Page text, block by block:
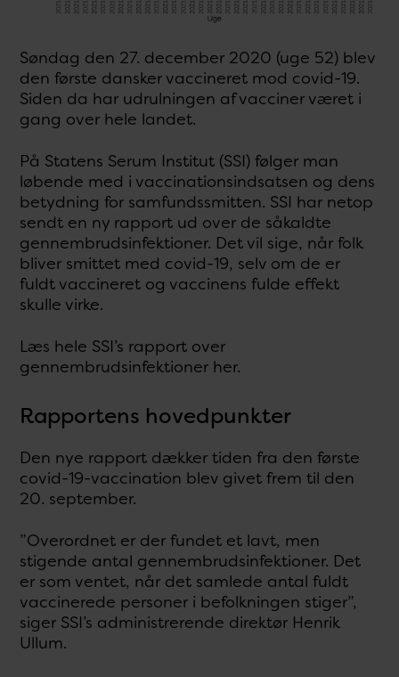
Søndag den 27. december 2020 (uge 52) blev
den første dansker vaccineret mod covid-19.
Siden da har udrulningen af vacciner været i
gang over hele landet.
På Statens Serum Institut (SSI) følger man
løbende med i vaccinationsindsatsen og dens
betydning for samfundssmitten. SSI har netop
sendt en ny rapport ud over de såkaldte
gennembrudsinfektioner. Det vil sige, når folk
bliver smittet med covid-19, selv om de er
fuldt vaccineret og vaccinens fulde effekt
skulle virke.
Læs hele SSI’s rapport over
gennembrudsinfektioner her.
Rapportens hovedpunkter
Den nye rapport dækker tiden fra den første
covid-19-vaccination blev givet frem til den
20. september.
”Overordnet er der fundet et lavt, men
stigende antal gennembrudsinfektioner. Det
er som ventet, når det samlede antal fuldt
vaccinerede personer i befolkningen stiger”,
siger SSI’s administrerende direktør Henrik
Ullum.